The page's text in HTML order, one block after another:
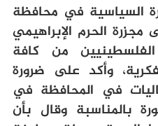
السياسية في محافظة
الحرم الإبراهيمي
من كافة
وأكد على ضرورة
في المحافظة في
بالمناسبة وقال بأن